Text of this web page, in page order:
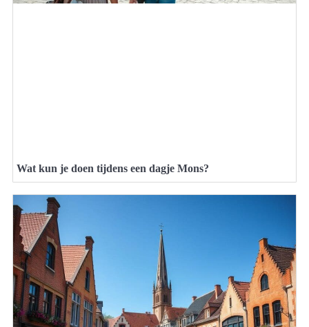
Wat kun je doen tijdens een dagje Mons?